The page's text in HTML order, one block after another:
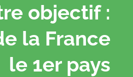
objectif :
la France
le 1er pays